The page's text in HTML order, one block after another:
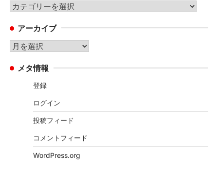
カ
ゴ
リ
ー
アーカイブ
ア
カ メタ情報
登録
ログイン
投稿フィード
コメントフィード
WordPress.org